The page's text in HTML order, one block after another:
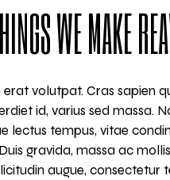
WE MAKE
erat volutpat. Cras sapien
id, varius sed massa.
lectus tempus, vitae
gravida, massa ac
augue, consectetur